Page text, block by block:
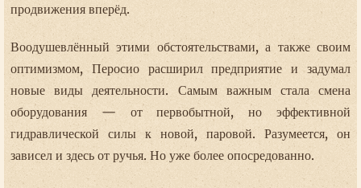
продвижения вперёд.
Воодушевлённый этими обстоятельствами, а также своим
оптимизмом, Перосио расширил предприятие и задумал
новые виды деятельности. Самым важным стала смена
оборудования — от первобытной, но эффективной
гидравлической силы к новой, паровой. Разумеется, он
зависел и здесь от ручья. Но уже более опосредованно.